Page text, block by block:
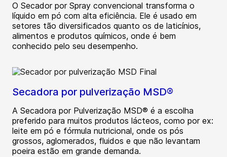
O Secador por Spray convencional transforma o
líquido em pó com alta eficiência. Ele é usado em
setores tão diversificados quanto os de laticínios,
alimentos e produtos químicos, onde é bem
conhecido pelo seu desempenho.
Secadora por pulverização MSD®
A Secadora por Pulverização MSD® é a escolha
preferido para muitos produtos lácteos, como por ex:
leite em pó e fórmula nutricional, onde os pós
grossos, aglomerados, fluidos e que não levantam
poeira estão em grande demanda.